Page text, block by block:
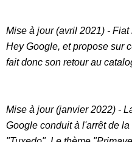
Mise à jour (avril 2021) -
Hey Google, et propose sur
fait donc son retour au
Mise à jour (janvier 2022) -
Google conduit à l'arrêt de